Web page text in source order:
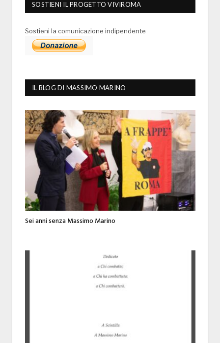
SOSTIENI IL PROGETTO VIVIROMA
Sostieni la comunicazione indipendente
IL BLOG DI MASSIMO MARINO
Sei anni senza Massimo Marino